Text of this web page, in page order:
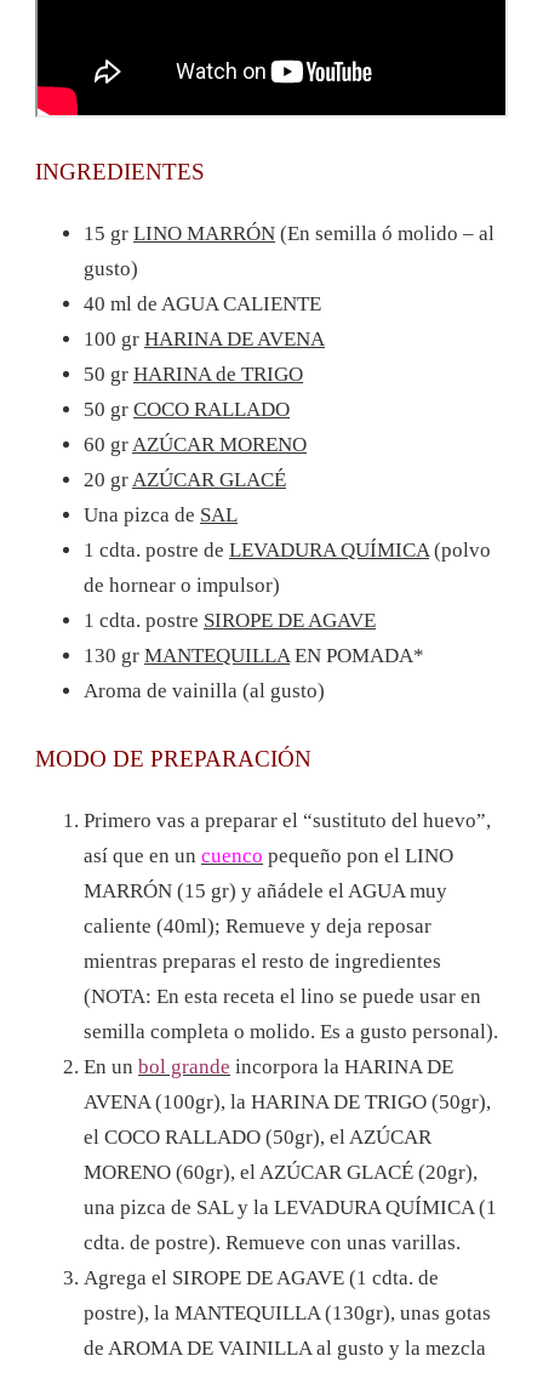
INGREDIENTES
15 gr LINO MARRÓN (En semilla ó molido – al
gusto)
40 ml de AGUA CALIENTE
100 gr HARINA DE AVENA
50 gr HARINA de TRIGO
50 gr COCO RALLADO
60 grAZÚCAR MORENO
20 grAZÚCAR GLACÉ
Una pizca de SAL
1 cdta. postre de LEVADURA QUÍMICA(polvo
de hornear o impulsor)
1 cdta. postre SIROPE DE AGAVE
130 gr MANTEQUILLAEN POMADA*
Aroma de vainilla (al gusto)
MODO DE PREPARACIÓN
Primero vas a preparar el “sustituto del huevo”,
así que en un cuenco pequeño pon el LINO
MARRÓN (15 gr) y añádele el AGUA muy
caliente (40ml); Remueve y deja reposar
mientras preparas el resto de ingredientes
(NOTA: En esta receta el lino se puede usar en
semilla completa o molido. Es a gusto personal).
En un bol grande incorpora la HARINA DE
AVENA (100gr), la HARINA DE TRIGO (50gr),
el COCO RALLADO (50gr), el AZÚCAR
MORENO (60gr), el AZÚCAR GLACÉ (20gr),
una pizca de SAL y la LEVADURA QUÍMICA (1
cdta. de postre). Remueve con unas varillas.
Agrega el SIROPE DE AGAVE (1 cdta. de
postre), la MANTEQUILLA (130gr), unas gotas
de AROMA DE VAINILLA al gusto y la mezcla